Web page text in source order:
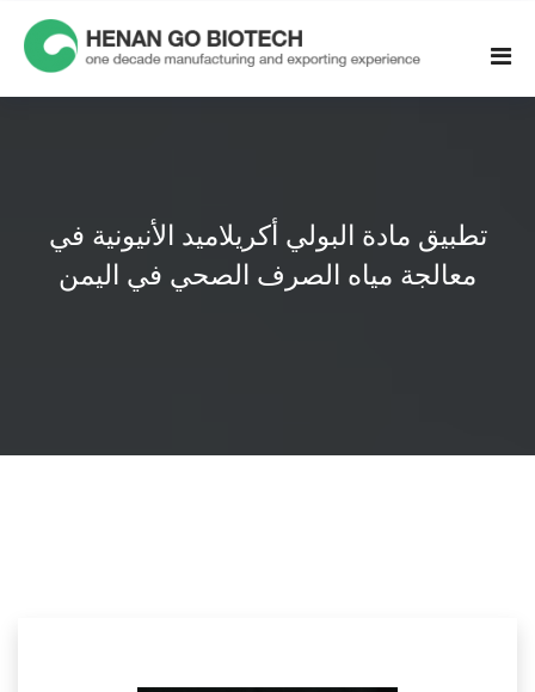
content
تطبيق مادة البولي أكريلاميد الأنيونية في
معالجة مياه الصرف الصحي في اليمن